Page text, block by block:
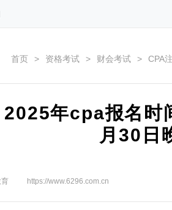
首页 > 资格考试 > 财会考试 > CPA
2025年cpa报名
月30日
https://www.6296.com.cn